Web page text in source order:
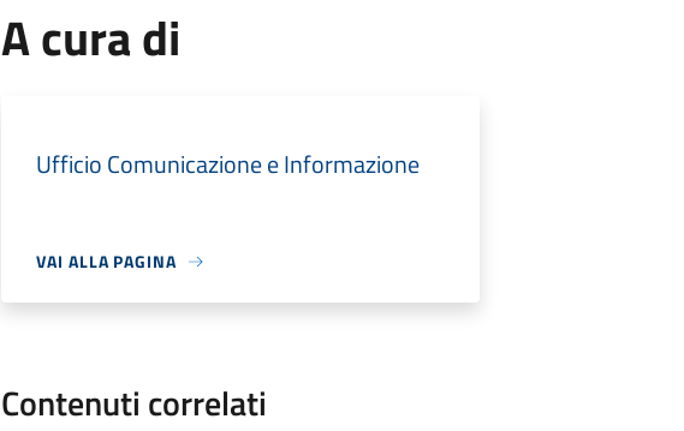
A cura di
Ufficio Comunicazione e Informazione
VAI ALLA PAGINA
Contenuti correlati